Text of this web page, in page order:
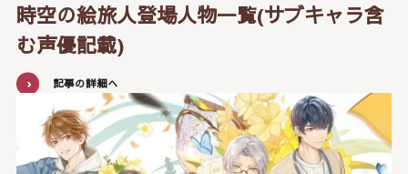
時空の絵旅人登場人物一覧(サブキャラ含
む声優記載)
記事の詳細へ